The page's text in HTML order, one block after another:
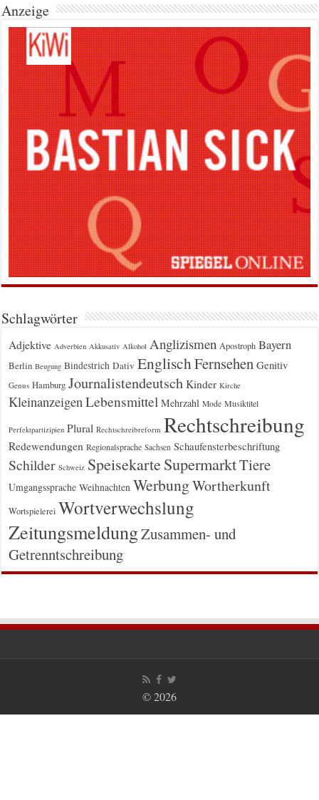
Anzeige
Schlagwörter
Adjektive Adverbien Akkusativ Alkohol Anglizismen Apostroph Bayern
Berlin Beugung Bindestrich Dativ EnglischFernsehen Genitiv
Genus Hamburg Journalistendeutsch Kinder Kirche
Kleinanzeigen Lebensmittel Mehrzahl Mode Musiktitel
Perfektpartizipien Plural Rechtschreibreform Rechtschreibung
Redewendungen Regionalsprache Sachsen Schaufensterbeschriftung
Schilder Schweiz Speisekarte SupermarktTiere
Umgangssprache Weihnachten WerbungWortherkunft
Wortspielerei Wortverwechslung
ZeitungsmeldungZusammen- und
Getrenntschreibung
© 2026